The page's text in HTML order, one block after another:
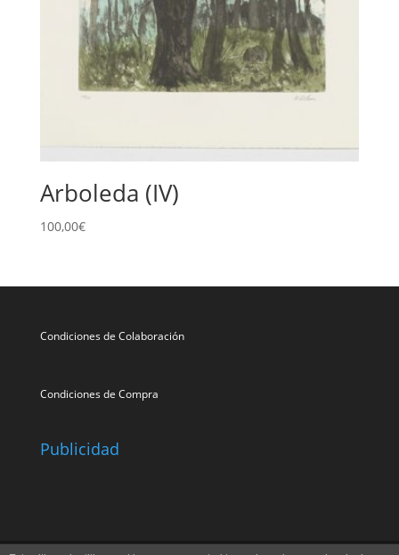
Arboleda (IV)
100,00€
Condiciones de Colaboración
Condiciones de Compra
Publicidad